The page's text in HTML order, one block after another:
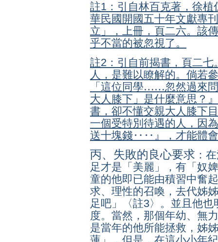
註1：引自林百克著，徐
華民國開國五十年文獻專
立」，上冊，頁二六。該
乎不當的被忽視了。
註2：引自前揭書，頁二
人，是難以瞭解的。倘若
「 這位同學……忽然過來問
大人膝下」是什麼意思？
書，卻不懂交親大人膝下
一個受特別待遇的人，因
送十塊錢‥‥ 』，才能體
丙、失敗的良心要求 ：
足才是「美麗」，有「奴
童的他即已能由積習中奮
求、理性的召喚，去代姊
足吧 」〈註3〉。並且他
度。當然，那個年幼、無
是當年的他所能拯救，姊